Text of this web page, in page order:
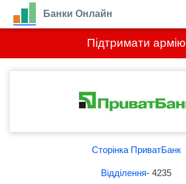
Підтримати армію
Банки Онлайн
Сторінка ПриватБанк
Відділення- 4235